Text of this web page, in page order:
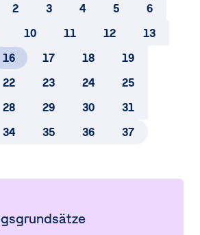
Erträge und Ergebnis aus at-
Aufwendungen
2 3 4 5
6
10 11 12
13
16 17 18
19
22 23 24
25
28 29 30
31
34 35 36 37